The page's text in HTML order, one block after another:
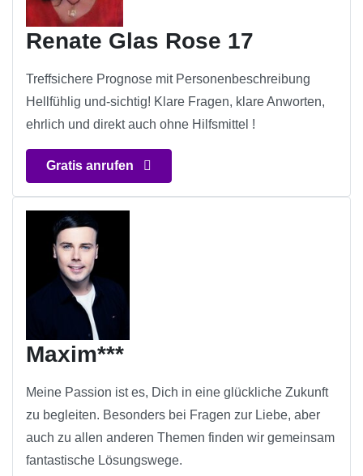
Renate Glas Rose 17
Treffsichere Prognose mit Personenbeschreibung
Hellfühlig und-sichtig! Klare Fragen, klare Anworten,
ehrlich und direkt auch ohne Hilfsmittel !
Gratis anrufen
Maxim***
Meine Passion ist es, Dich in eine glückliche Zukunft
zu begleiten. Besonders bei Fragen zur Liebe, aber
auch zu allen anderen Themen finden wir gemeinsam
fantastische Lösungswege.